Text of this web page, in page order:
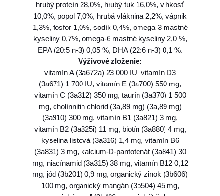
e
n
i
c
J
n
i
o
r
L
a
r
g
e
B
r
hrubý proteín 28,0%, hrubý tuk 16,0%, vlhkosť
10,0%, popol 7,0%, hrubá vláknina 2,2%, vápnik
1,3%, fosfor 1,0%, sodík 0,4%, omega-3 mastné
kyseliny 0,7%, omega-6 mastné kyseliny 2,0 %,
EPA (20:5 n-3) 0,05 %, DHA (22:6 n-3) 0,1 %.
Výživové zloženie:
vitamín A (3a672a) 23 000 IU, vitamín D3
(3a671) 1 700 IU, vitamín E (3a700) 550 mg,
vitamín C (3a312) 350 mg, taurín (3a370) 1 500
mg, cholínnitin chlorid (3a,89 mg) (3a,89 mg)
(3a910) 300 mg, vitamín B1 (3a821) 3 mg,
vitamín B2 (3a825i) 11 mg, biotín (3a880) 4 mg,
kyselina listová (3a316) 1,4 mg, vitamín B6
(3a831) 3 mg, kalcium-D-pantotenát (3a841) 30
mg, niacínamid (3a315) 38 mg, vitamín B12 0,12
mg, jód (3b201) 0,9 mg, organický zinok (3b606)
100 mg, organický mangán (3b504) 45 mg,